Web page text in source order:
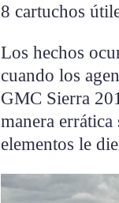
8 cartuchos
Los hechos
cuando los
GMC Sierra
manera
elementos le